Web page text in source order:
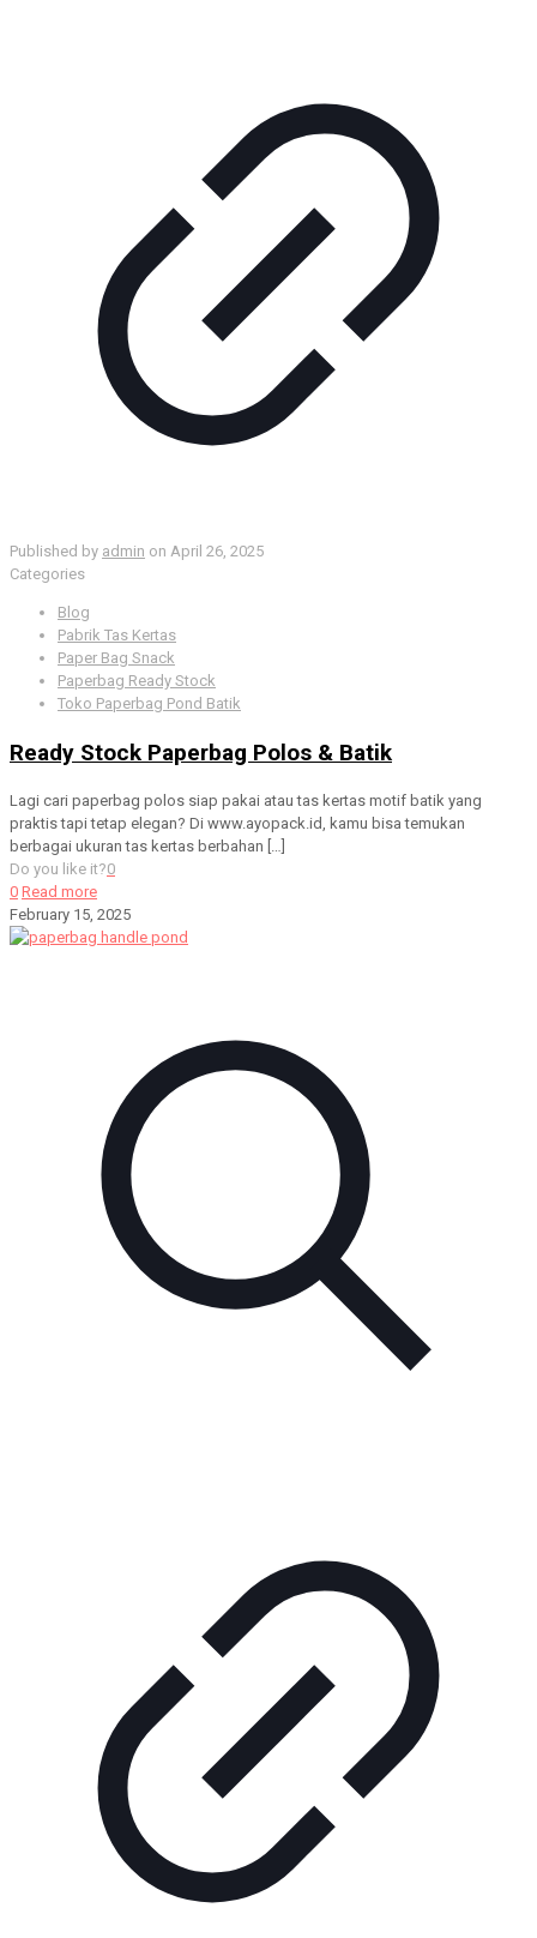
Published by admin on April 26, 2025
Categories
Blog
Pabrik Tas Kertas
Paper Bag Snack
Paperbag Ready Stock
Toko Paperbag Pond Batik
Ready Stock Paperbag Polos & Batik
Lagi cari paperbag polos siap pakai atau tas kertas motif batik yang
praktis tapi tetap elegan? Di www.ayopack.id, kamu bisa temukan
berbagai ukuran tas kertas berbahan […]
Do you like it?0
0 Read more
February 15, 2025